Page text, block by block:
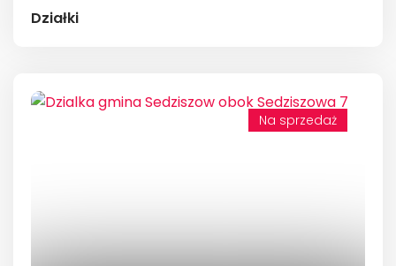
Działki
Na sprzedaż